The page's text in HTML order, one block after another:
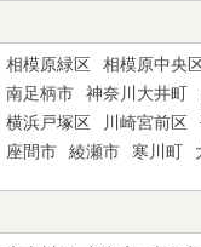
相模原緑区 相模原中央
南足柄市
神奈川大井町
横浜戸塚区
川崎宮前区
座間市
綾瀬市 寒川町